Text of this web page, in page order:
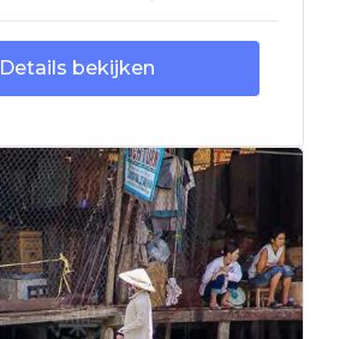
Details bekijken